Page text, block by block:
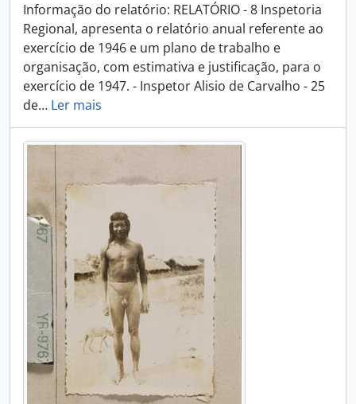
Informação do relatório: RELATÓRIO - 8 Inspetoria
Regional, apresenta o relatório anual referente ao
exercício de 1946 e um plano de trabalho e
organisação, com estimativa e justificação, para o
exercício de 1947. - Inspetor Alisio de Carvalho - 25
de… Ler mais